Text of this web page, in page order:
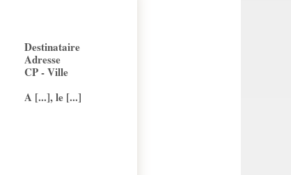
Destinataire
Adresse
CP - Ville
A [...], le [...]